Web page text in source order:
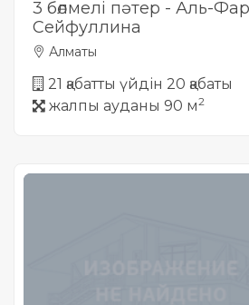
3 бөлмелі пәтер - Аль-
Сейфуллина
Алматы
21 қабатты үйдін 20 қабаты
жалпы ауданы 90 м2